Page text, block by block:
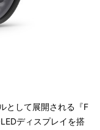
として展開される『F
ディスプレイを搭